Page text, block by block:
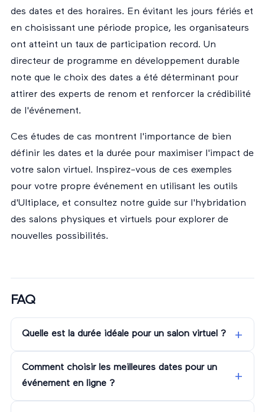
des dates et des horaires. En évitant les jours fériés et
en choisissant une période propice, les organisateurs
ont atteint un taux de participation record. Un
directeur de programme en développement durable
note que le choix des dates a été déterminant pour
attirer des experts de renom et renforcer la crédibilité
de l'événement.
Ces études de cas montrent l'importance de bien
définir les dates et la durée pour maximiser l'impact de
votre salon virtuel. Inspirez-vous de ces exemples
pour votre propre événement en utilisant les outils
d'Ultiplace, et consultez notre guide sur l'hybridation
des salons physiques et virtuels pour explorer de
nouvelles possibilités.
FAQ
Quelle est la durée idéale pour un salon virtuel ?
Comment choisir les meilleures dates pour un
événement en ligne ?